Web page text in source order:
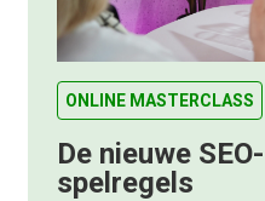
ONLINE MASTERCLASS
De nieuwe
spelregels